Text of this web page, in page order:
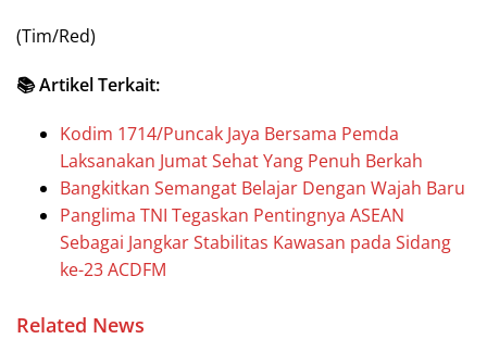
(Tim/Red)
📚 Artikel Terkait:
Kodim 1714/Puncak Jaya Bersama Pemda
Laksanakan Jumat Sehat Yang Penuh Berkah
Bangkitkan Semangat Belajar Dengan Wajah Baru
Panglima TNI Tegaskan Pentingnya ASEAN
Sebagai Jangkar Stabilitas Kawasan pada Sidang
ke-23 ACDFM
Related News